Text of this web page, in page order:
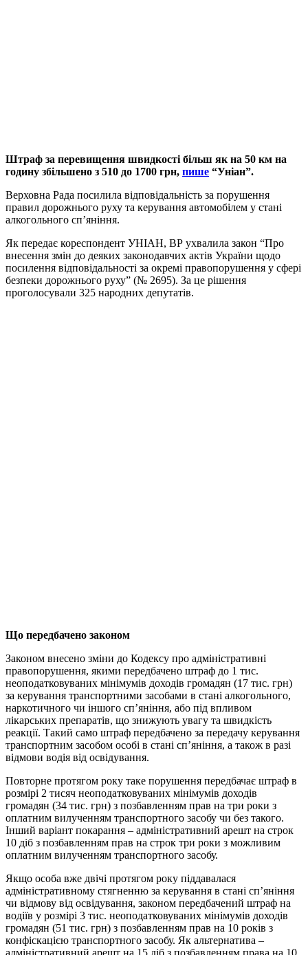
Штраф за перевищення швидкості більш як на 50 км на
годину збільшено з 510 до 1700 грн, пише “Уніан”.
Верховна Рада посилила відповідальність за порушення
правил дорожнього руху та керування автомобілем у стані
алкогольного сп’яніння.
Як передає кореспондент УНІАН, ВР ухвалила закон “Про
внесення змін до деяких законодавчих актів України щодо
посилення відповідальності за окремі правопорушення у сфері
безпеки дорожнього руху” (№ 2695). За це рішення
проголосували 325 народних депутатів.
Що передбачено законом
Законом внесено зміни до Кодексу про адміністративні
правопорушення, якими передбачено штраф до 1 тис.
неоподатковуваних мінімумів доходів громадян (17 тис. грн)
за керування транспортними засобами в стані алкогольного,
наркотичного чи іншого сп’яніння, або під впливом
лікарських препаратів, що знижують увагу та швидкість
реакції. Такий само штраф передбачено за передачу керування
транспортним засобом особі в стані сп’яніння, а також в разі
відмови водія від освідування.
Повторне протягом року таке порушення передбачає штраф в
розмірі 2 тисяч неоподатковуваних мінімумів доходів
громадян (34 тис. грн) з позбавленням прав на три роки з
оплатним вилученням транспортного засобу чи без такого.
Інший варіант покарання – адміністративний арешт на строк
10 діб з позбавленням прав на строк три роки з можливим
оплатним вилученням транспортного засобу.
Якщо особа вже двічі протягом року піддавалася
адміністративному стягненню за керування в стані сп’яніння
чи відмову від освідування, законом передбачений штраф на
водіїв у розмірі 3 тис. неоподатковуваних мінімумів доходів
громадян (51 тис. грн) з позбавленням прав на 10 років з
конфіскацією транспортного засобу. Як альтернатива –